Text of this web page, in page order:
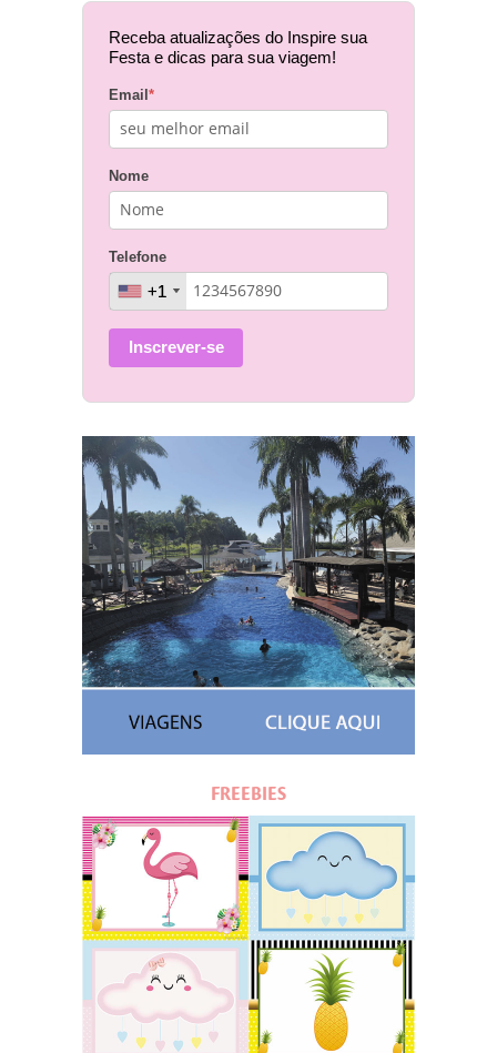
Receba atualizações do Inspire sua
Festa e dicas para sua viagem!
Email *
Nome
Telefone
+1
+1
Inscrever-se
FREEBIES